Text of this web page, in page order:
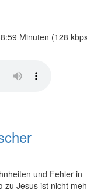
Minuten (128
und Fehler in
zu Jesus ist nicht